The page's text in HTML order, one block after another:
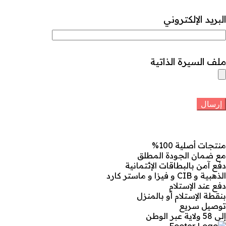
البريد الإلكتروني
ملف السيرة الذاتية
منتجات أصلية 100%
مع ضمان الجودة المطلق
دفع آمن بالبطاقات الإئتمانية
الذهبية و CIB و فيزا و ماستر كارد
دفع عند الإستلام
بنقطة الإستلام أو بالمنزل
توصيل سريع
إلى 58 ولاية عبر الوطن